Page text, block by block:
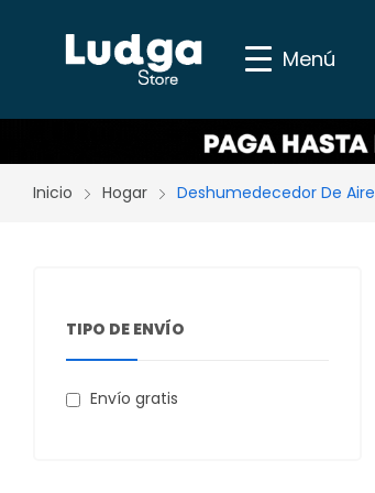
Menú
Inicio Hogar Deshumedecedor De Aire
TIPO DE ENVÍO
Envío gratis